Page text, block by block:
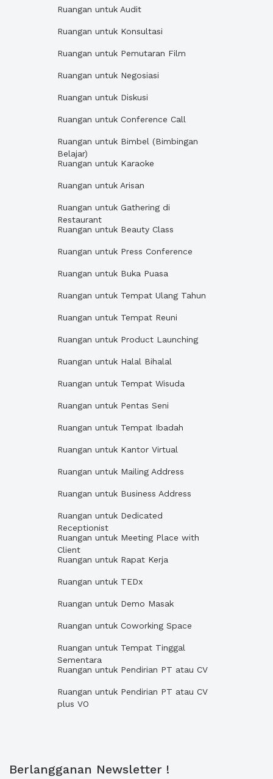
Ruangan untuk Audit
Ruangan untuk Konsultasi
Ruangan untuk Pemutaran Film
Ruangan untuk Negosiasi
Ruangan untuk Diskusi
Ruangan untuk Conference Call
Ruangan untuk Bimbel (Bimbingan
Belajar)
Ruangan untuk Karaoke
Ruangan untuk Arisan
Ruangan untuk Gathering di
Restaurant
Ruangan untuk Beauty Class
Ruangan untuk Press Conference
Ruangan untuk Buka Puasa
Ruangan untuk Tempat Ulang Tahun
Ruangan untuk Tempat Reuni
Ruangan untuk Product Launching
Ruangan untuk Halal Bihalal
Ruangan untuk Tempat Wisuda
Ruangan untuk Pentas Seni
Ruangan untuk Tempat Ibadah
Ruangan untuk Kantor Virtual
Ruangan untuk Mailing Address
Ruangan untuk Business Address
Ruangan untuk Dedicated
Receptionist
Ruangan untuk Meeting Place with
Client
Ruangan untuk Rapat Kerja
Ruangan untuk TEDx
Ruangan untuk Demo Masak
Ruangan untuk Coworking Space
Ruangan untuk Tempat Tinggal
Sementara
Ruangan untuk Pendirian PT atau CV
Ruangan untuk Pendirian PT atau CV
plus VO
Berlangganan Newsletter !